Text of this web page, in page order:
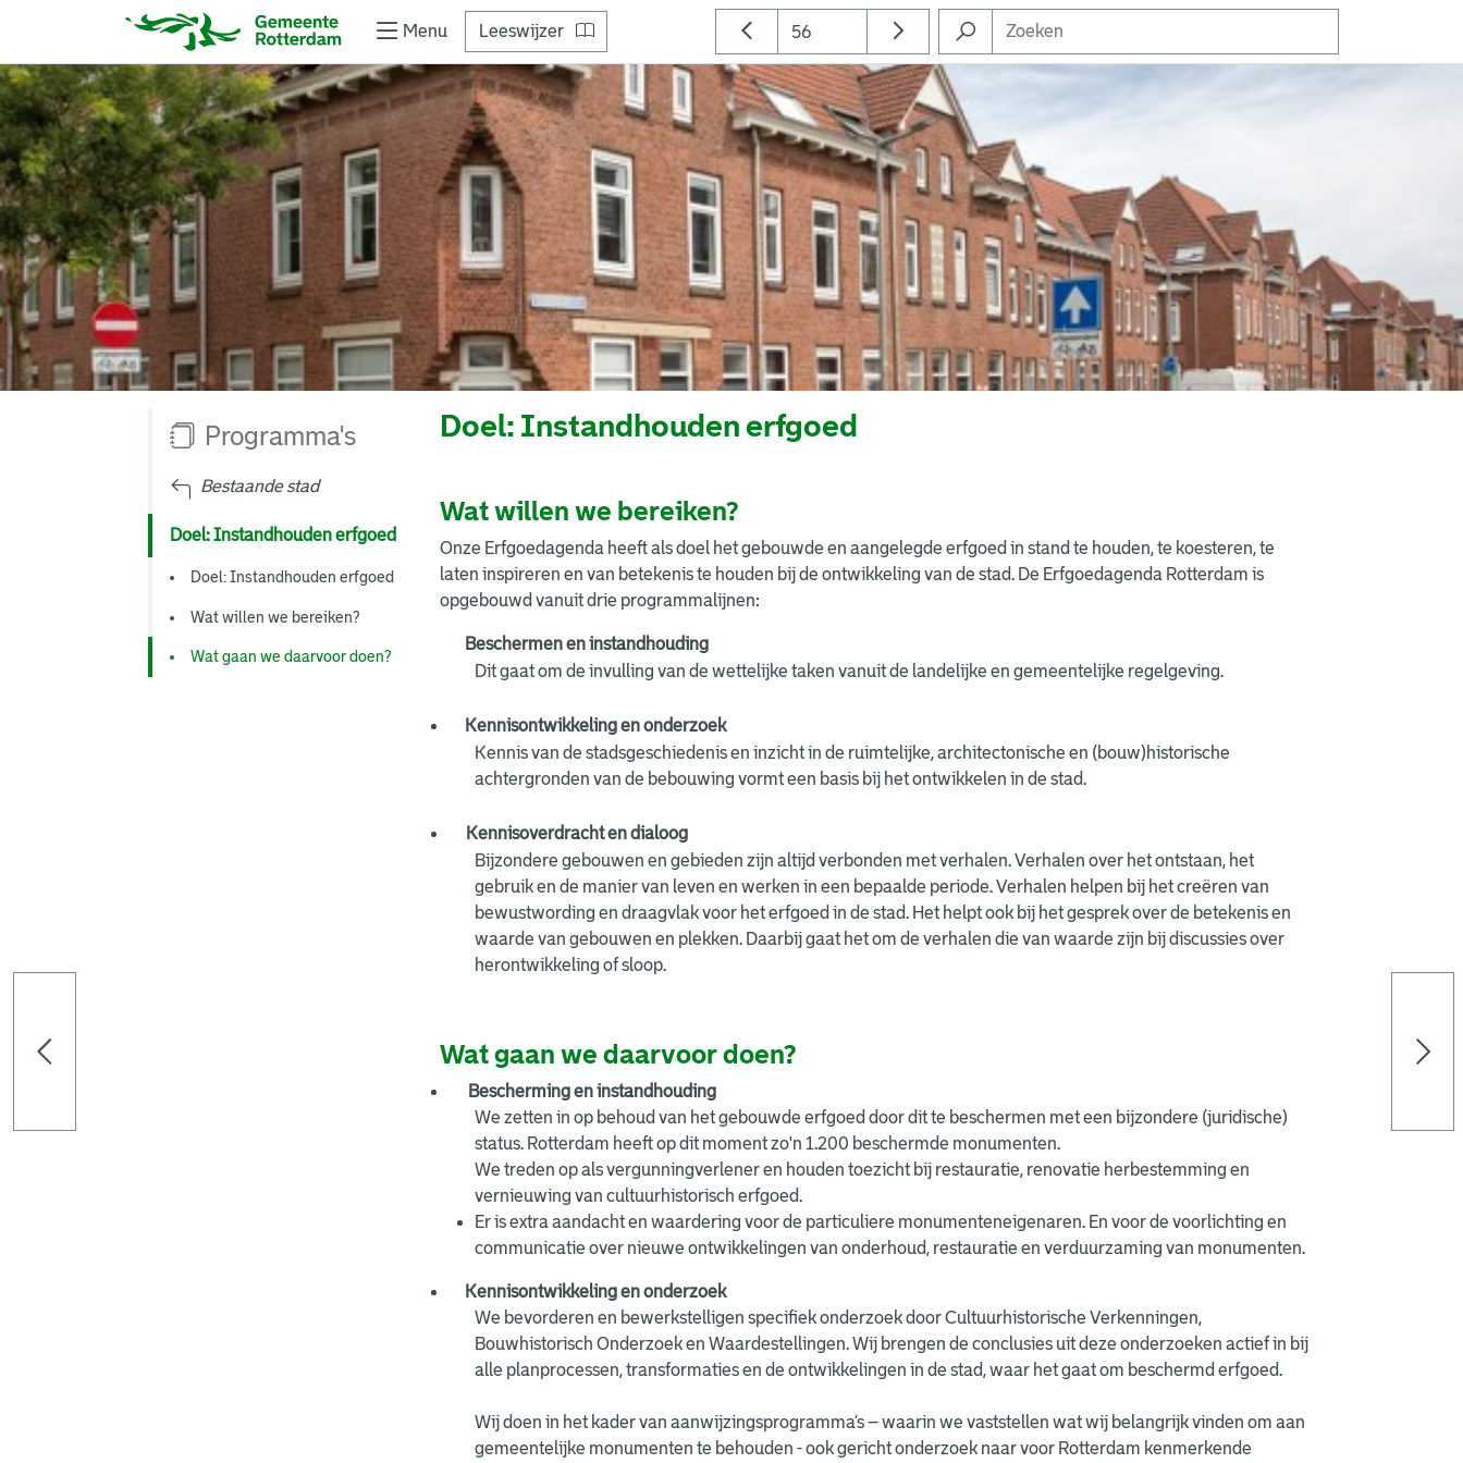
Menu Leeswijzer
Programma's
Bestaande stad
Doel: Instandhouden erfgoed
Doel: Instandhouden erfgoed
Wat willen we bereiken?
Wat gaan we daarvoor doen?
Doel: Instandhouden erfgoed
Wat willen we bereiken?
Onze Erfgoedagenda heeft als doel het gebouwde en aangelegde erfgoed in stand te houden, te koesteren, te
laten inspireren en van betekenis te houden bij de ontwikkeling van de stad. De Erfgoedagenda Rotterdam is
opgebouwd vanuit drie programmalijnen:
Beschermen en instandhouding
Dit gaat om de invulling van de wettelijke taken vanuit de landelijke en gemeentelijke regelgeving.
Kennisontwikkeling en onderzoek
Kennis van de stadsgeschiedenis en inzicht in de ruimtelijke, architectonische en (bouw)historische
achtergronden van de bebouwing vormt een basis bij het ontwikkelen in de stad.
Kennisoverdracht en dialoog
Bijzondere gebouwen en gebieden zijn altijd verbonden met verhalen. Verhalen over het ontstaan, het
gebruik en de manier van leven en werken in een bepaalde periode. Verhalen helpen bij het creëren van
bewustwording en draagvlak voor het erfgoed in de stad. Het helpt ook bij het gesprek over de betekenis en
waarde van gebouwen en plekken. Daarbij gaat het om de verhalen die van waarde zijn bij discussies over
herontwikkeling of sloop.
Wat gaan we daarvoor doen?
Bescherming en instandhouding
We zetten in op behoud van het gebouwde erfgoed door dit te beschermen met een bijzondere (juridische)
status. Rotterdam heeft op dit moment zo'n 1.200 beschermde monumenten.
We treden op als vergunningverlener en houden toezicht bij restauratie, renovatie herbestemming en
vernieuwing van cultuurhistorisch erfgoed.
Er is extra aandacht en waardering voor de particuliere monumenteneigenaren. En voor de voorlichting en
communicatie over nieuwe ontwikkelingen van onderhoud, restauratie en verduurzaming van monumenten.
Kennisontwikkeling en onderzoek
We bevorderen en bewerkstelligen specifiek onderzoek door Cultuurhistorische Verkenningen,
Bouwhistorisch Onderzoek en Waardestellingen. Wij brengen de conclusies uit deze onderzoeken actief in bij
alle planprocessen, transformaties en de ontwikkelingen in de stad, waar het gaat om beschermd erfgoed.
Wij doen in het kader van aanwijzingsprogramma’s – waarin we vaststellen wat wij belangrijk vinden om aan
gemeentelijke monumenten te behouden - ook gericht onderzoek naar voor Rotterdam kenmerkende